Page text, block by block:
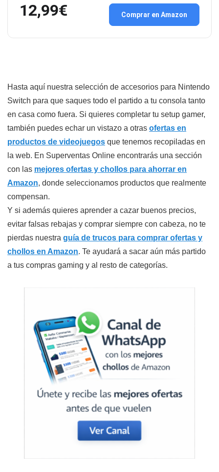
12,99€ Comprar en Amazon
Hasta aquí nuestra selección de accesorios para Nintendo
Switch para que saques todo el partido a tu consola tanto
en casa como fuera. Si quieres completar tu setup gamer,
también puedes echar un vistazo a otras ofertas en
productos de videojuegos que tenemos recopiladas en
la web. En Superventas Online encontrarás una sección
con las mejores ofertas y chollos para ahorrar en
Amazon, donde seleccionamos productos que realmente
compensan.
Y si además quieres aprender a cazar buenos precios,
evitar falsas rebajas y comprar siempre con cabeza, no te
pierdas nuestra guía de trucos para comprar ofertas y
chollos en Amazon. Te ayudará a sacar aún más partido
a tus compras gaming y al resto de categorías.